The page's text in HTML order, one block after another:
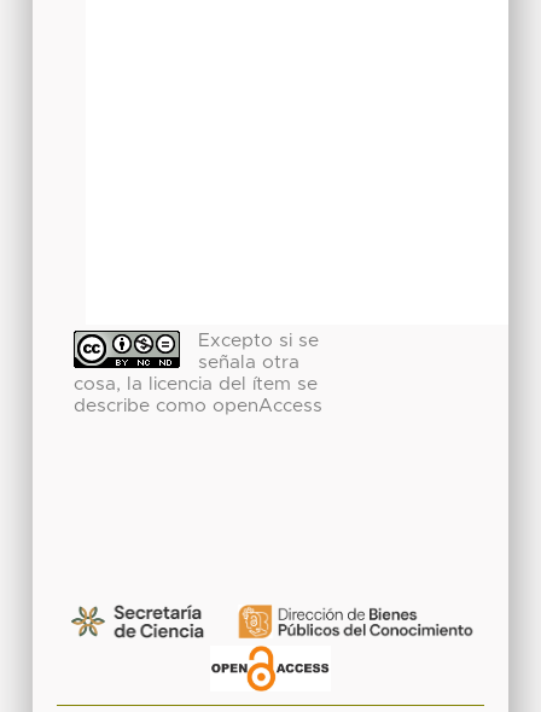
Excepto si se
señala otra
cosa, la licencia del ítem se
describe como openAccess